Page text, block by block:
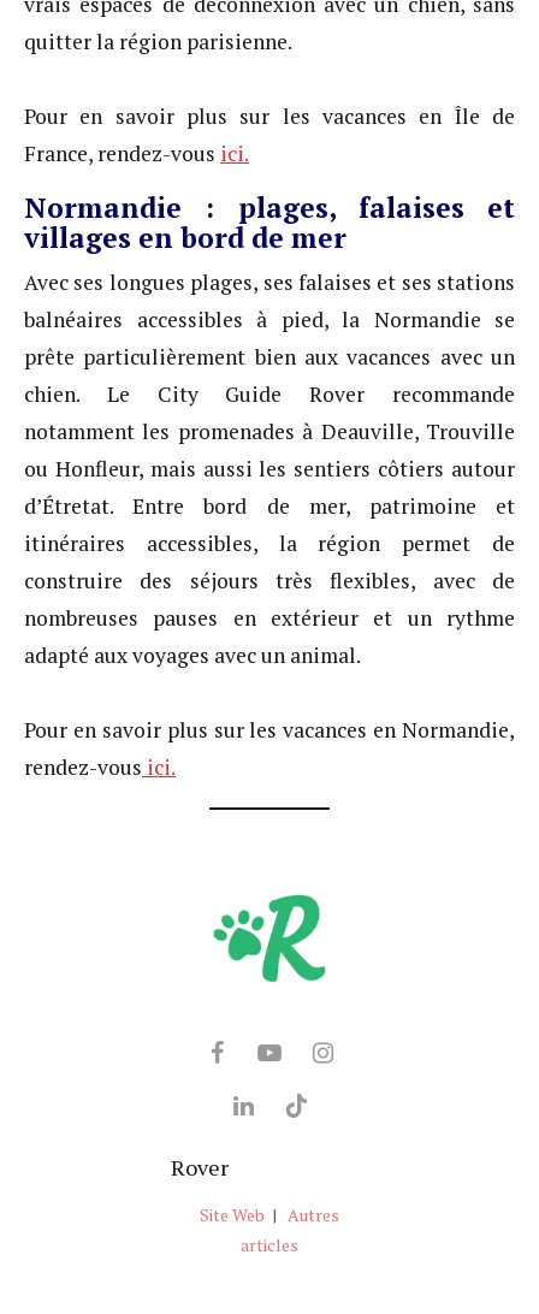
quitter la région parisienne.
Pour en savoir plus sur les vacances en Île de
France, rendez-vous ici.
Normandie : plages, falaises et
villages en bord de mer
Avec ses longues plages, ses falaises et ses stations
balnéaires accessibles à pied, la Normandie se
prête particulièrement bien aux vacances avec un
chien. Le City Guide Rover recommande
notamment les promenades à Deauville, Trouville
ou Honfleur, mais aussi les sentiers côtiers autour
d’Étretat. Entre bord de mer, patrimoine et
itinéraires accessibles, la région permet de
construire des séjours très flexibles, avec de
nombreuses pauses en extérieur et un rythme
adapté aux voyages avec un animal.
Pour en savoir plus sur les vacances en Normandie,
rendez-vous ici.
Rover
Site Web | Autres
articles